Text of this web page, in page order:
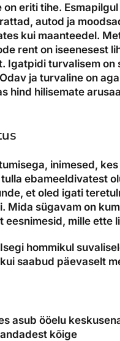
eriti tihe.
autod ja
kui maanteedel.
rent on iseenesest
Igatpidi turvalisem on
ja turvaline on
hind hilisemate
inimesed,
ebameeldivatest
et oled igati
Mida sügavam on
mille ette
hommikul
saabud päevaselt
asub ööelu
kõige